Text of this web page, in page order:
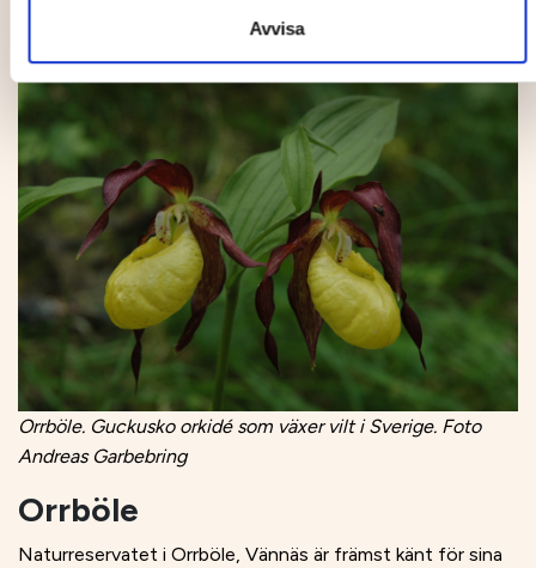
Avvisa
Orrböle. Guckusko orkidé som växer vilt i Sverige. Foto
Andreas Garbebring
Orrböle
Naturreservatet i Orrböle, Vännäs är främst känt för sina